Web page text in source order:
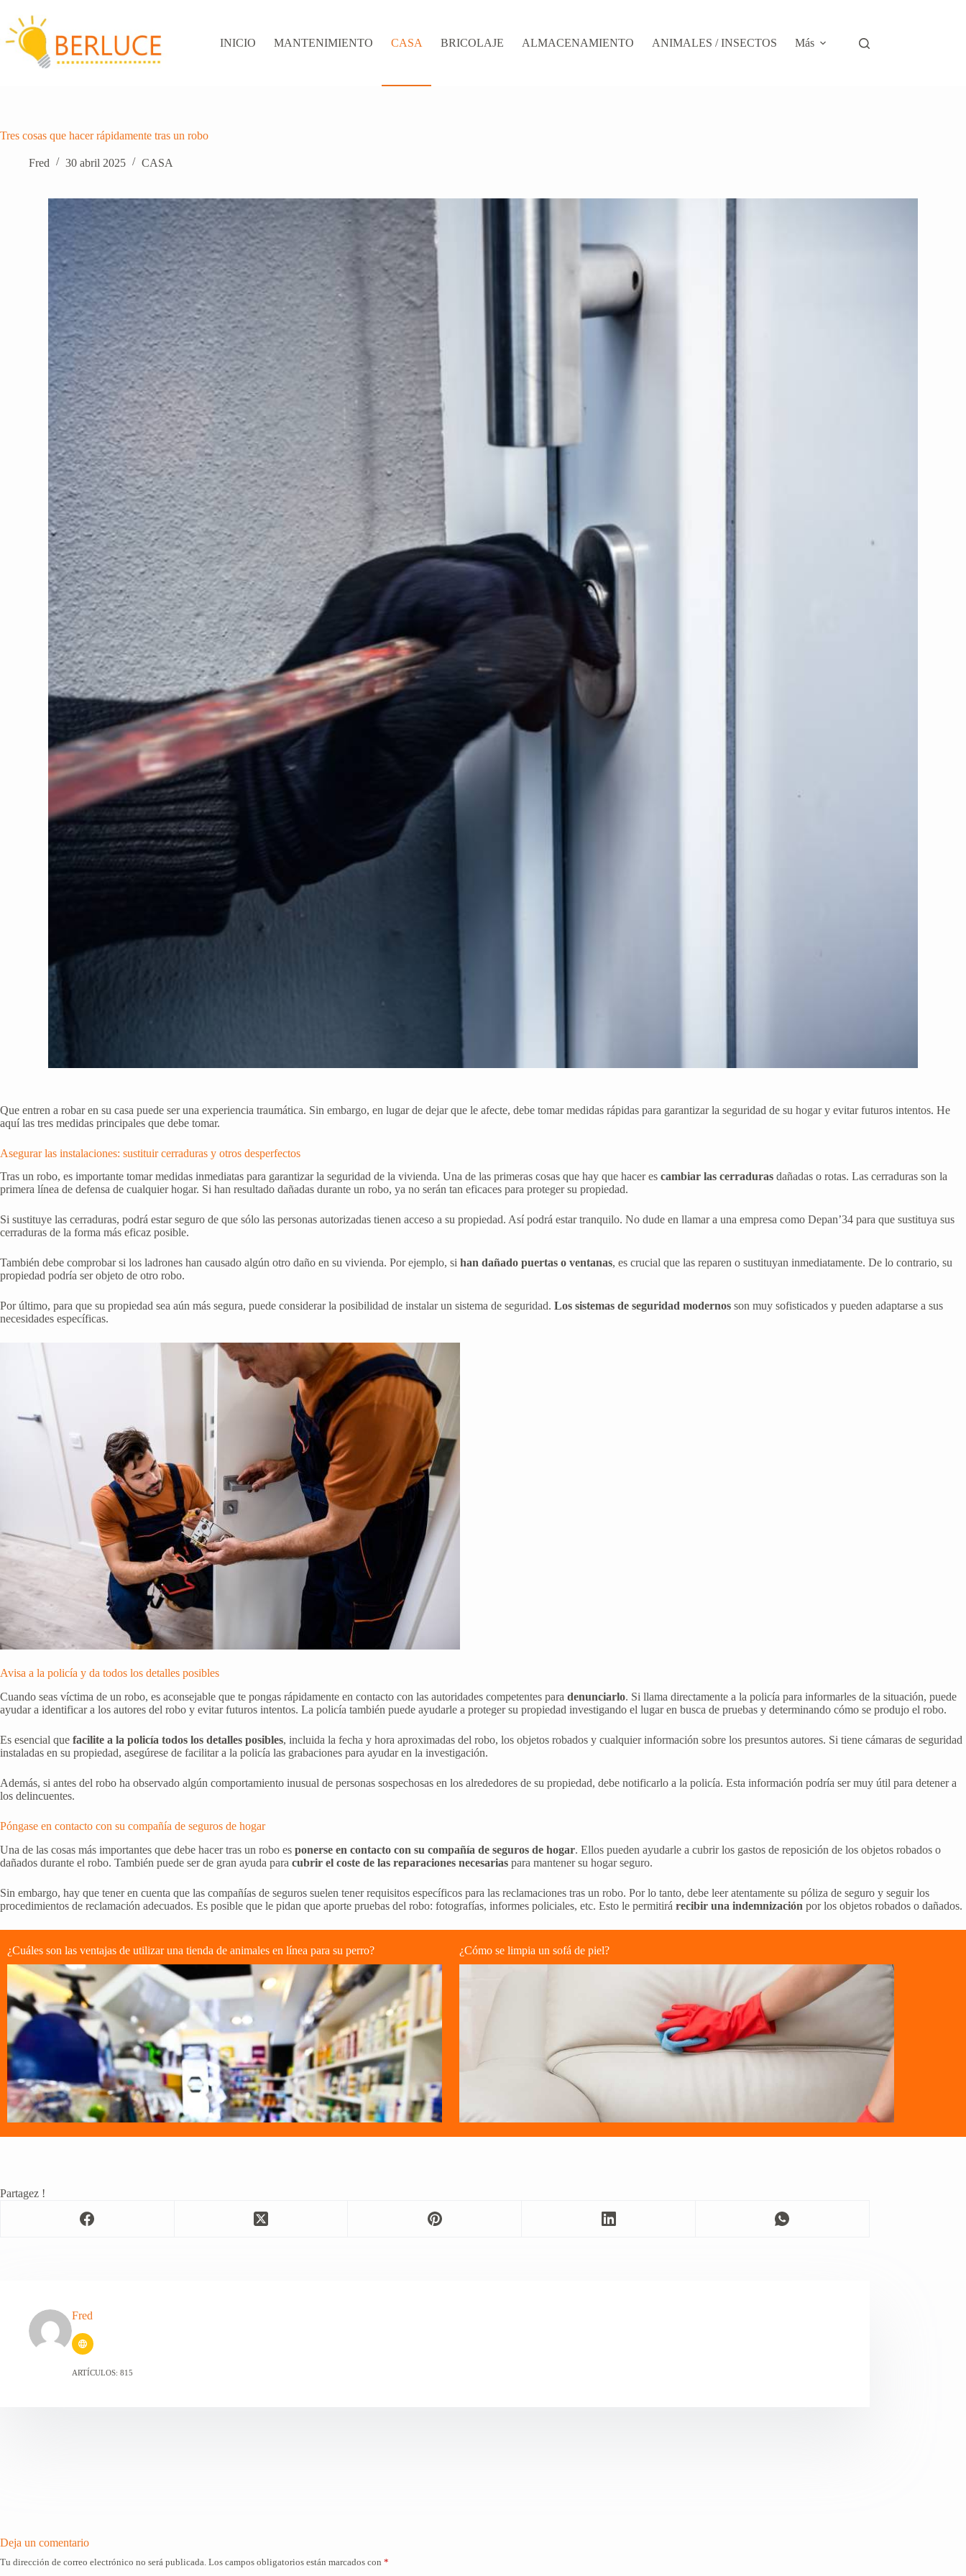
contenido
INICIO
MANTENIMIENTO CASA BRICOLAJE ALMACENAMIENTO ANIMALES / INSECTOS Más
Tres cosas que hacer rápidamente tras un robo
Fred 30 abril 2025 CASA
Que entren a robar en su casa puede ser una experiencia traumática. Sin embargo, en lugar de dejar que le afecte, debe tomar medidas rápidas para garantizar la seguridad de su hogar y evitar futuros intentos. He
aquí las tres medidas principales que debe tomar.
Asegurar las instalaciones: sustituir cerraduras y otros desperfectos
Tras un robo, es importante tomar medidas inmediatas para garantizar la seguridad de la vivienda. Una de las primeras cosas que hay que hacer es cambiar las cerraduras dañadas o rotas. Las cerraduras son la
primera línea de defensa de cualquier hogar. Si han resultado dañadas durante un robo, ya no serán tan eficaces para proteger su propiedad.
Si sustituye las cerraduras, podrá estar seguro de que sólo las personas autorizadas tienen acceso a su propiedad. Así podrá estar tranquilo. No dude en llamar a una empresa como Depan’34 para que sustituya sus
cerraduras de la forma más eficaz posible.
También debe comprobar si los ladrones han causado algún otro daño en su vivienda. Por ejemplo, si han dañado puertas o ventanas, es crucial que las reparen o sustituyan inmediatamente. De lo contrario, su
propiedad podría ser objeto de otro robo.
Por último, para que su propiedad sea aún más segura, puede considerar la posibilidad de instalar un sistema de seguridad. Los sistemas de seguridad modernos son muy sofisticados y pueden adaptarse a sus
necesidades específicas.
Avisa a la policía y da todos los detalles posibles
Cuando seas víctima de un robo, es aconsejable que te pongas rápidamente en contacto con las autoridades competentes para denunciarlo. Si llama directamente a la policía para informarles de la situación, puede
ayudar a identificar a los autores del robo y evitar futuros intentos. La policía también puede ayudarle a proteger su propiedad investigando el lugar en busca de pruebas y determinando cómo se produjo el robo.
Es esencial que facilite a la policía todos los detalles posibles, incluida la fecha y hora aproximadas del robo, los objetos robados y cualquier información sobre los presuntos autores. Si tiene cámaras de seguridad
instaladas en su propiedad, asegúrese de facilitar a la policía las grabaciones para ayudar en la investigación.
Además, si antes del robo ha observado algún comportamiento inusual de personas sospechosas en los alrededores de su propiedad, debe notificarlo a la policía. Esta información podría ser muy útil para detener a
los delincuentes.
Póngase en contacto con su compañía de seguros de hogar
Una de las cosas más importantes que debe hacer tras un robo es ponerse en contacto con su compañía de seguros de hogar. Ellos pueden ayudarle a cubrir los gastos de reposición de los objetos robados o
dañados durante el robo. También puede ser de gran ayuda para cubrir el coste de las reparaciones necesarias para mantener su hogar seguro.
Sin embargo, hay que tener en cuenta que las compañías de seguros suelen tener requisitos específicos para las reclamaciones tras un robo. Por lo tanto, debe leer atentamente su póliza de seguro y seguir los
procedimientos de reclamación adecuados. Es posible que le pidan que aporte pruebas del robo: fotografías, informes policiales, etc. Esto le permitirá recibir una indemnización por los objetos robados o dañados.
¿Cuáles son las ventajas de utilizar una tienda de animales en línea para su perro? ¿Cómo se limpia un sofá de piel?
Partagez !
Fred
ARTÍCULOS: 815
Deja un comentario
Tu dirección de correo electrónico no será publicada. Los campos obligatorios están marcados con *